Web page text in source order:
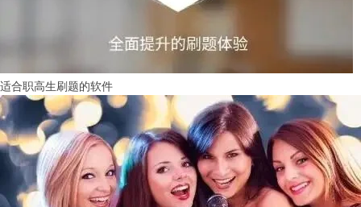
适合职高生刷题的软件